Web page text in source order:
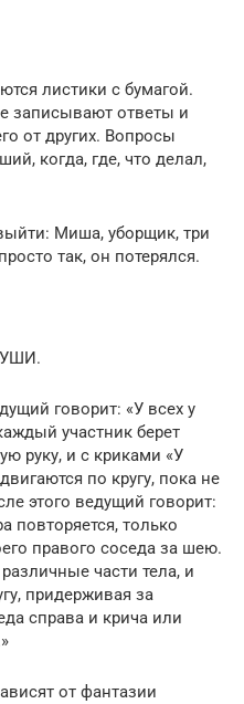
листики с бумагой.
записывают ответы и
от других. Вопросы
когда, где, что делал,
Миша, уборщик, три
так, он потерялся.
УШИ.
говорит: «У всех у
участник берет
руку, и с криками «У
по кругу, пока не
этого ведущий говорит:
повторяется, только
правого соседа за шею.
части тела, и
придерживая за
справа и крича или
от фантазии